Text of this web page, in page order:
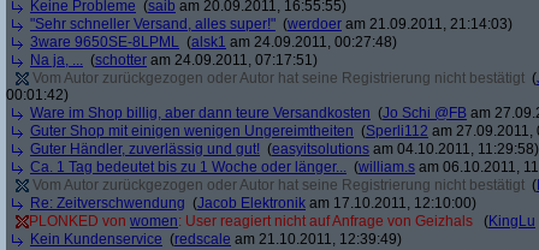
Keine Probleme (saib am 20.09.2011, 16:55:55)
"Sehr schneller Versand, alles super!" (werdoer am 21.09.2011, 21:14:03)
3ware 9650SE-8LPML (alsk1 am 24.09.2011, 00:27:48)
Na ja, ... (schotter am 24.09.2011, 07:17:51)
Vom Autor zurückgezogen oder Autor hat seine Registrierung nicht bestätigt (
00:01:42)
Ware im Shop billig, aber dann teure Versandkosten (Jo Schi @FB am
Guter Shop mit einigen wenigen Ungereimtheiten (Sperli112 am 27.09.2011,
Guter Händler, zuverlässig und gut! (easyitsolutions am 04.10.2011, 11:29:58)
Ca. 1 Tag bedeutet bis zu 1 Woche oder länger... (william.s am 06.10.2011,
Vom Autor zurückgezogen oder Autor hat seine Registrierung nicht bestätigt (
Re: Zeitverschwendung (Jacob Elektronik am 17.10.2011, 12:10:00)
PLONKED von women: User reagiert nicht auf Anfrage von Geizhals (KingLu
Kein Kundenservice (redscale am 21.10.2011, 12:39:49)